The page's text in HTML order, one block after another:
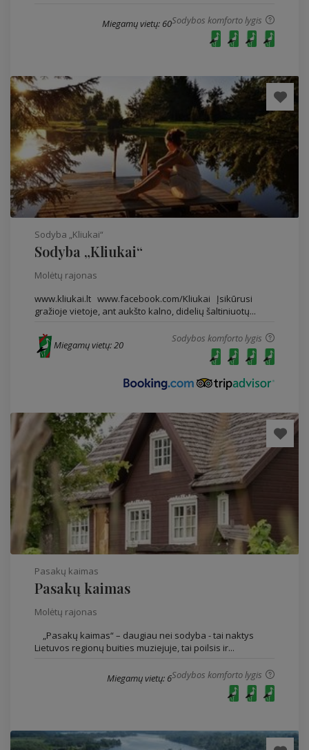
Sodybos komforto lygis
Miegamų vietų: 60
Sodyba „Kliukai“
Sodyba „Kliukai“
Molėtų rajonas
www.kliukai.lt www.facebook.com/Kliukai Įsikūrusi
gražioje vietoje, ant aukšto kalno, didelių šaltiniuotų...
Sodybos komforto lygis
Miegamų vietų: 20
Pasakų kaimas
Pasakų kaimas
Molėtų rajonas
„Pasakų kaimas“ – daugiau nei sodyba - tai naktys
Lietuvos regionų buities muziejuje, tai poilsis ir...
Sodybos komforto lygis
Miegamų vietų: 6